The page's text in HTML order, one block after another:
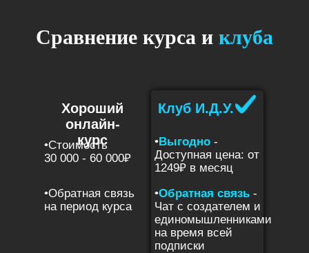
Сравнение курса и клуба
Хороший
онлайн-
курс
Клуб И.Д.У.
•Стоимость
30 000 - 60 000₽
•Выгодно -
Доступная цена: от
1249₽ в месяц
•Обратная связь
на период курса
•Обратная связь -
Чат с создателем и
единомышленниками
на время всей
подписки